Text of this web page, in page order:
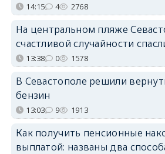
14:15 4 2768
На центральном пляже
счастливой случайности
13:38 0 1578
В Севастополе решили
бензин
13:03 9 1913
Как получить пенсионные
выплатой: названы два